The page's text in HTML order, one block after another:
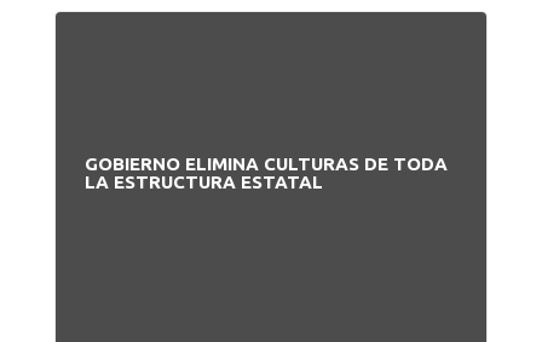
GOBIERNO ELIMINA CULTURAS DE TODA
LA ESTRUCTURA ESTATAL